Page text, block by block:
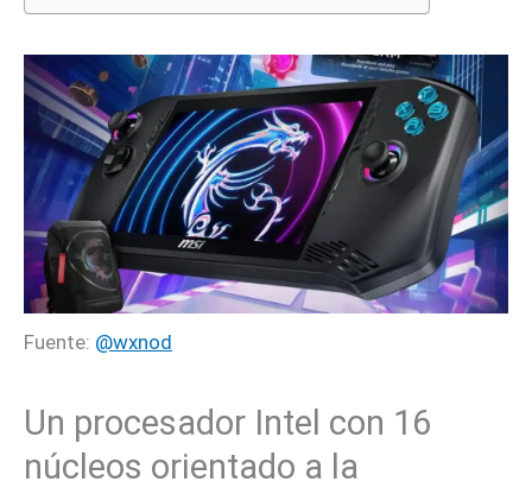
Fuente: @wxnod
Un procesador Intel con 16
núcleos orientado a la